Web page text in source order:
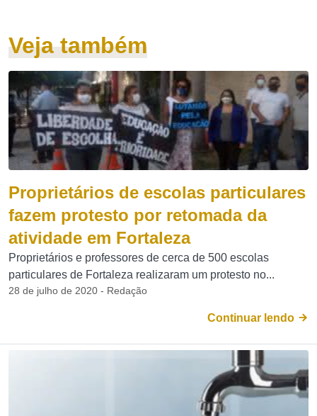
Veja também
Proprietários de escolas particulares
fazem protesto por retomada da
atividade em Fortaleza
Proprietários e professores de cerca de 500 escolas
particulares de Fortaleza realizaram um protesto no...
28 de julho de 2020 - Redação
Continuar lendo